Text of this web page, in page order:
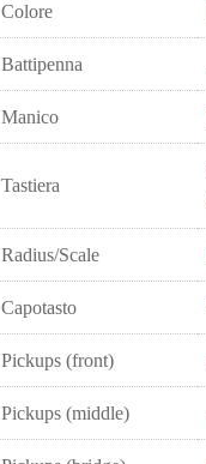
Colore
Battipenna
Manico
Tastiera
Radius/Scale
Capotasto
Pickups (front)
Pickups (middle)